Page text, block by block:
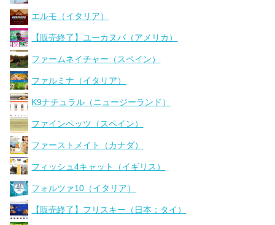
エルモ（イタリア）
【販売終了】ユーカヌバ（アメリカ）
ファームネイチャー（スペイン）
ファルミナ（イタリア）
K9ナチュラル（ニュージーランド）
ファインペッツ（スペイン）
ファーストメイト（カナダ）
フィッシュ4キャット（イギリス）
フォルツァ10（イタリア）
【販売終了】フリスキー（日本：タイ）